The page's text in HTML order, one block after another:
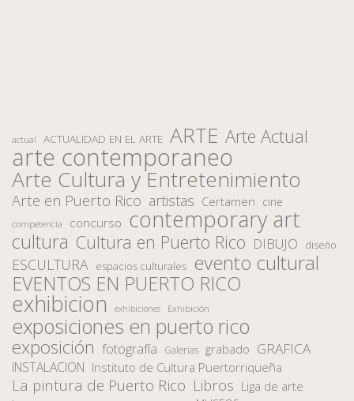
actual ACTUALIDAD EN EL ARTE ARTE Arte Actual
arte contemporaneo
Arte Cultura y Entretenimiento
Arte en Puerto Rico artistas Certamen cine
competencia concurso contemporary art
cultura Cultura en Puerto Rico DIBUJO diseño
ESCULTURA espacios culturales evento cultural
EVENTOS EN PUERTO RICO
exhibicion exhibiciones Exhibición
exposiciones en puerto rico
exposición fotografía Galerias grabado GRAFICA
INSTALACION Instituto de Cultura Puertorriqueña
La pintura de Puerto Rico Libros Liga de arte